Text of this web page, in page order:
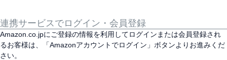
連携サービスでログイン・会員登録
Amazon.co.jpにご登録の情報を利用してログインまたは会員登録され
るお客様は、「Amazonアカウントでログイン」ボタンよりお進みくだ
さい。